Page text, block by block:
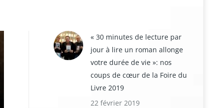
« 30 minutes de lecture par
jour à lire un roman allonge
votre durée de vie »: nos
coups de cœur de la Foire du
Livre 2019
22 février 2019